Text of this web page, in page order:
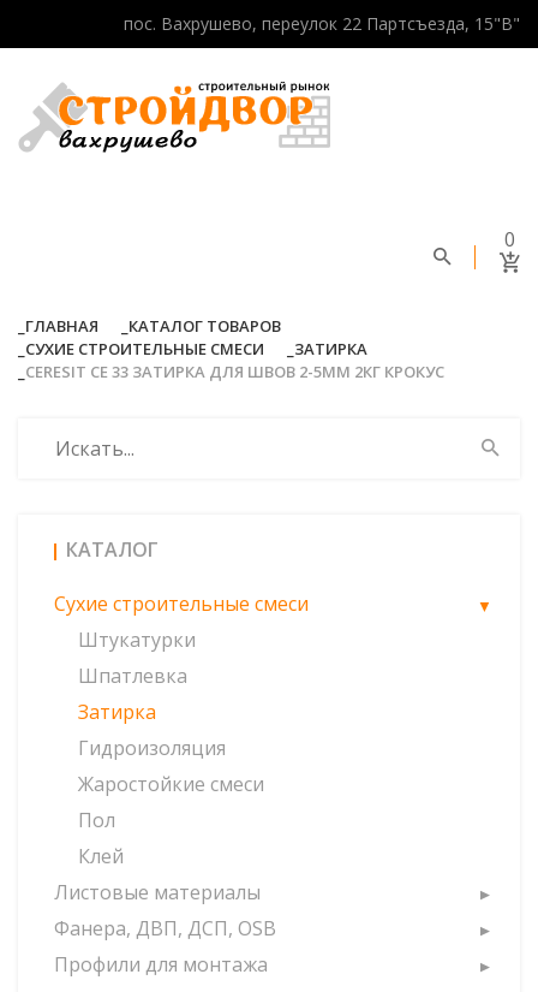
пос. Вахрушево, переулок 22 Партсъезда, 15"В"
0
ГЛАВНАЯ
КАТАЛОГ ТОВАРОВ
СУХИЕ СТРОИТЕЛЬНЫЕ СМЕСИ
ЗАТИРКА
CERESIT CE 33 ЗАТИРКА ДЛЯ ШВОВ 2-5ММ 2КГ КРОКУС
КАТАЛОГ
Сухие строительные смеси
Штукатурки
Шпатлевка
Затирка
Гидроизоляция
Жаростойкие смеси
Пол
Клей
Листовые материалы
Фанера, ДВП, ДСП, OSB
Профили для монтажа